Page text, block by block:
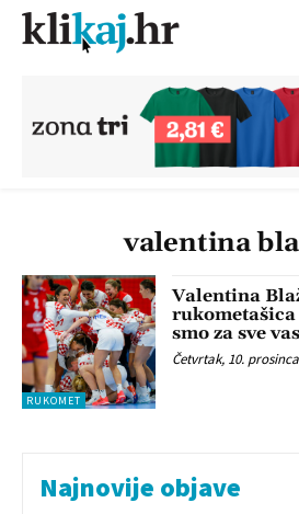
valentina
RUKOMET
Valentina
rukometašica
smo za sve
Četvrtak, 10.
Najnovije objave